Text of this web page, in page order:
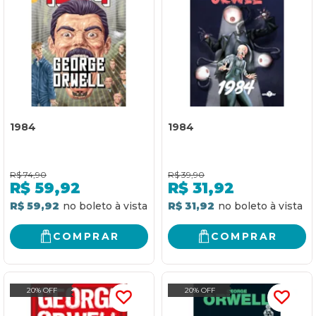
1984
R$ 74,90
R$ 59,92
R$ 59,92
COMPRAR
1984
R$ 39,90
R$ 31,92
R$ 31,92
COMPRAR
20% OFF 20% OFF